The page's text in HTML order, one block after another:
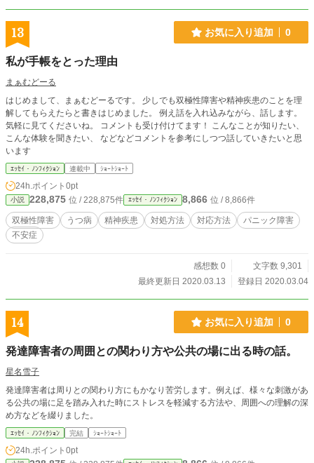
13 お気に入り追加 0
私が手帳をとった理由
まぁむどーる
はじめまして、まぁむどーるです。 少しでも双極性障害や精神疾患のことを理
解してもらえたらと書きはじめました。 例え話を入れ込みながら、話します。
気軽に見てくださいね。 コメントも受け付けてます！ こんなことが知りたい、
こんな体験を聞きたい、 などなどコメントを参考にしつつ話していきたいと思
います
ｴｯｾｲ・ﾉﾝﾌｨｸｼｮﾝ 連載中 ｼｮｰﾄｼｮｰﾄ
24h.ポイント 0pt
小説 228,875 位 / 228,875件 ｴｯｾｲ・ﾉﾝﾌｨｸｼｮﾝ 8,866 位 / 8,866件
双極性障害 うつ病 精神疾患 対処方法 対応方法
パニック障害
不安症
感想数 0
文字数 9,301
最終更新日 2020.03.13
登録日 2020.03.04
14 お気に入り追加 0
発達障害者の周囲との関わり方や公共の場に出る時の話。
星名雪子
発達障害者は周りとの関わり方にもかなり苦労します。例えば、様々な刺激があ
る公共の場に足を踏み入れた時にストレスを軽減する方法や、周囲への理解の深
め方などを綴りました。
ｴｯｾｲ・ﾉﾝﾌｨｸｼｮﾝ 完結 ｼｮｰﾄｼｮｰﾄ
24h.ポイント 0pt